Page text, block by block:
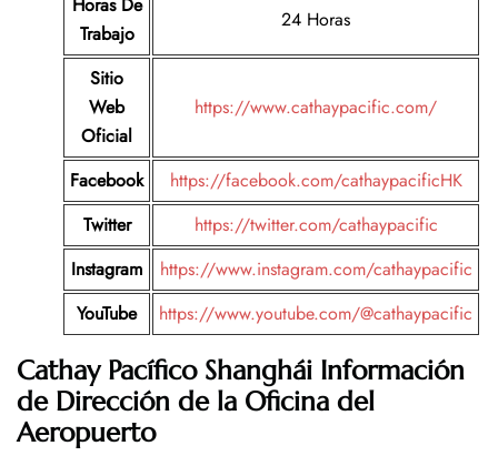
Horas De
Trabajo
24 Horas
Sitio
Web
Oficial
https://www.cathaypacific.com/
Facebook
https://facebook.com/cathaypacificHK
Twitter
https://twitter.com/cathaypacific
Instagram
https://www.instagram.com/cathaypacific
YouTube
https://www.youtube.com/@cathaypacific
Cathay Pacífico Shanghái Información
de Dirección de la Oficina del
Aeropuerto